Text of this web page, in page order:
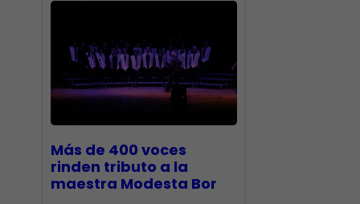
Más de 400 voces
rinden tributo a la
maestra Modesta Bor